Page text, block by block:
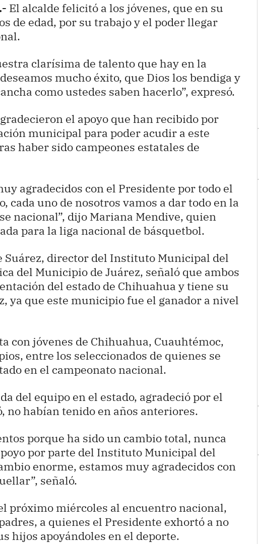
El alcalde felicitó a los jóvenes, que en su
de edad, por su trabajo y el poder llegar
clarísima de talento que hay en la
mucho éxito, que Dios los bendiga y
como ustedes saben hacerlo”, expresó.
el apoyo que han recibido por
municipal para poder acudir a este
haber sido campeones estatales de
agradecidos con el Presidente por todo el
cada uno de nosotros vamos a dar todo en la
nacional”, dijo Mariana Mendive, quien
para la liga nacional de básquetbol.
Suárez, director del Instituto Municipal del
del Municipio de Juárez, señaló que ambos
del estado de Chihuahua y tiene su
ya que este municipio fue el ganador a nivel
con jóvenes de Chihuahua, Cuauhtémoc,
entre los seleccionados de quienes se
en el campeonato nacional.
del equipo en el estado, agradeció por el
no habían tenido en años anteriores.
porque ha sido un cambio total, nunca
por parte del Instituto Municipal del
enorme, estamos muy agradecidos con
señaló.
próximo miércoles al encuentro nacional,
a quienes el Presidente exhortó a no
hijos apoyándoles en el deporte.